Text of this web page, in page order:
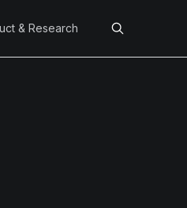
& Research